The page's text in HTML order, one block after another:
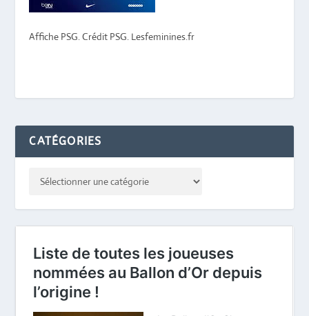
Affiche PSG. Crédit PSG. Lesfeminines.fr
CATÉGORIES